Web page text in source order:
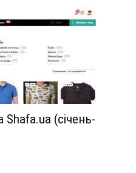
(січень-